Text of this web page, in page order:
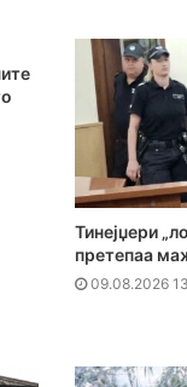
Тинејџери
претепаа
09.08.2026